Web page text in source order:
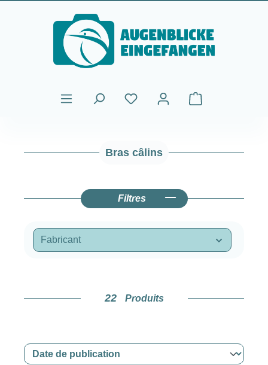
Passer au contenu principal
Le panier
Bras câlins
Filtres
Fabricant
22 Produits